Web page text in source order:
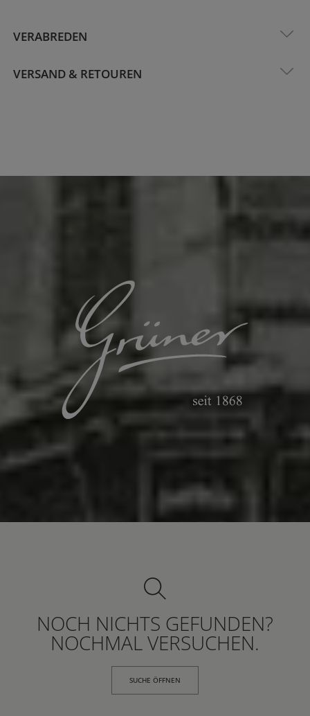
VERABREDEN
VERSAND & RETOUREN
NOCH NICHTS GEFUNDEN?
NOCHMAL VERSUCHEN.
SUCHE ÖFFNEN